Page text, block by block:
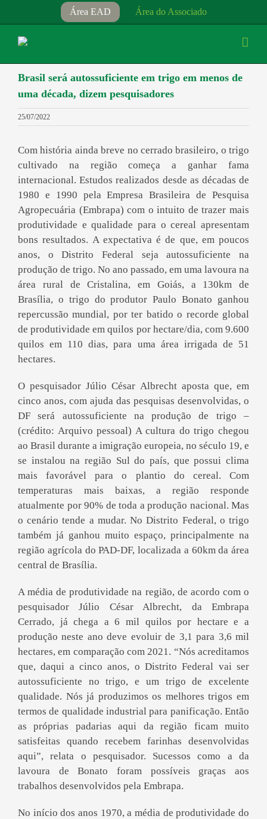
para
Área EAD Área do Associado
Brasil será autossuficiente em trigo em menos de
uma década, dizem pesquisadores
25/07/2022
Com história ainda breve no cerrado brasileiro, o trigo
cultivado na região começa a ganhar fama
internacional. Estudos realizados desde as décadas de
1980 e 1990 pela Empresa Brasileira de Pesquisa
Agropecuária (Embrapa) com o intuito de trazer mais
produtividade e qualidade para o cereal apresentam
bons resultados. A expectativa é de que, em poucos
anos, o Distrito Federal seja autossuficiente na
produção de trigo. No ano passado, em uma lavoura na
área rural de Cristalina, em Goiás, a 130km de
Brasília, o trigo do produtor Paulo Bonato ganhou
repercussão mundial, por ter batido o recorde global
de produtividade em quilos por hectare/dia, com 9.600
quilos em 110 dias, para uma área irrigada de 51
hectares.
O pesquisador Júlio César Albrecht aposta que, em
cinco anos, com ajuda das pesquisas desenvolvidas, o
DF será autossuficiente na produção de trigo –
(crédito: Arquivo pessoal) A cultura do trigo chegou
ao Brasil durante a imigração europeia, no século 19, e
se instalou na região Sul do país, que possui clima
mais favorável para o plantio do cereal. Com
temperaturas mais baixas, a região responde
atualmente por 90% de toda a produção nacional. Mas
o cenário tende a mudar. No Distrito Federal, o trigo
também já ganhou muito espaço, principalmente na
região agrícola do PAD-DF, localizada a 60km da área
central de Brasília.
A média de produtividade na região, de acordo com o
pesquisador Júlio César Albrecht, da Embrapa
Cerrado, já chega a 6 mil quilos por hectare e a
produção neste ano deve evoluir de 3,1 para 3,6 mil
hectares, em comparação com 2021. “Nós acreditamos
que, daqui a cinco anos, o Distrito Federal vai ser
autossuficiente no trigo, e um trigo de excelente
qualidade. Nós já produzimos os melhores trigos em
termos de qualidade industrial para panificação. Então
as próprias padarias aqui da região ficam muito
satisfeitas quando recebem farinhas desenvolvidas
aqui”, relata o pesquisador. Sucessos como a da
lavoura de Bonato foram possíveis graças aos
trabalhos desenvolvidos pela Embrapa.
No início dos anos 1970, a média de produtividade do